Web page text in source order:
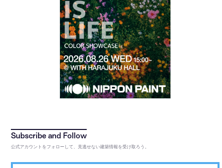
公式アカウントをフォローして、見逃せない建築情報を受け取ろう。